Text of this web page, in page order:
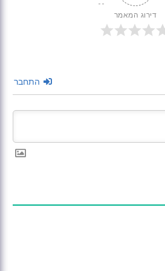
דירוג המאמר
התחבר